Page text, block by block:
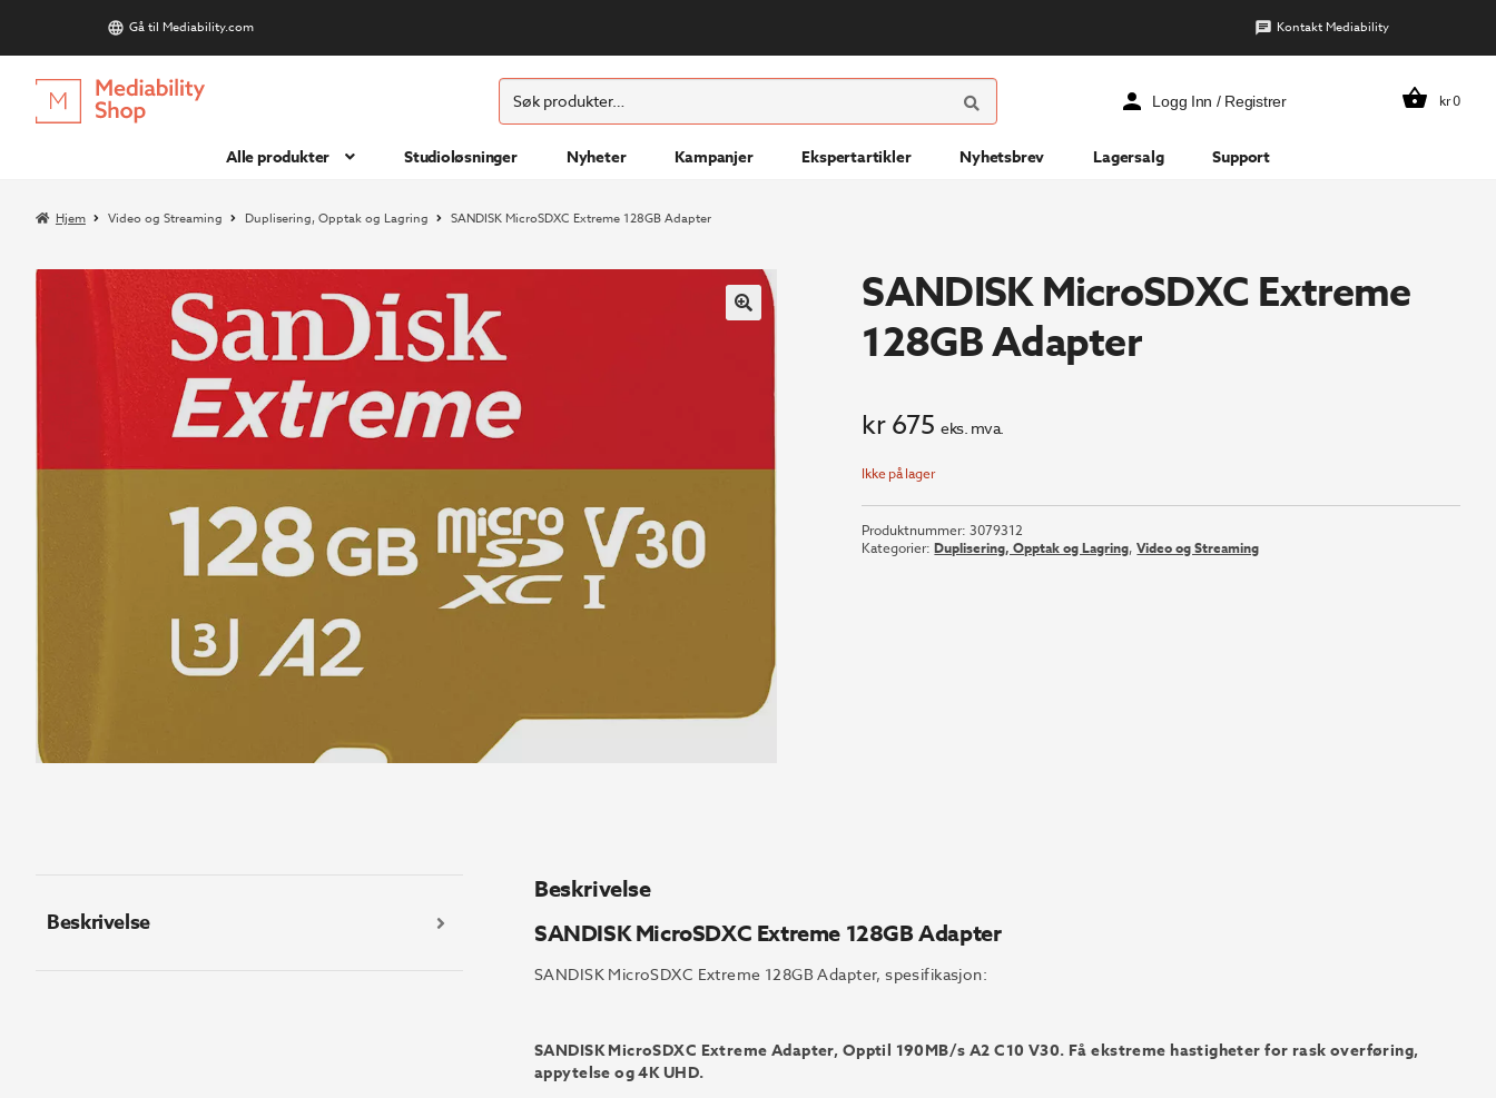
Gå til Mediability.com Kontakt Mediability
Hopp
til
Hopp
til
Søk
etter:
SØK
Logg Inn / Registrer kr0
Alle produkter Studioløsninger Nyheter Kampanjer Ekspertartikler Nyhetsbrev Lagersalg Support
Hjem Video og Streaming Duplisering, Opptak og Lagring SANDISK MicroSDXC Extreme 128GB Adapter
SANDISK MicroSDXC Extreme
128GB Adapter
kr675 eks. mva.
Ikke på lager
Produktnummer:3079312
Kategorier:Duplisering, Opptak og Lagring,Video og Streaming
Beskrivelse
Beskrivelse
SANDISK MicroSDXC Extreme 128GB Adapter
SANDISK MicroSDXC Extreme 128GB Adapter, spesifikasjon:
SANDISK MicroSDXC Extreme Adapter, Opptil 190MB/s A2 C10 V30. Få ekstreme hastigheter for rask overføring,
appytelse og 4K UHD.